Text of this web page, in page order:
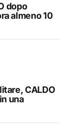
dopo
almeno 10
CALDO
una